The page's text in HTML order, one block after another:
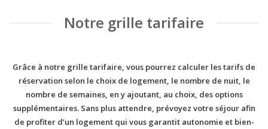
Notre grille tarifaire
Grâce à notre grille tarifaire, vous pourrez calculer les tarifs de
réservation selon le choix de logement, le nombre de nuit, le
nombre de semaines, en y ajoutant, au choix, des options
supplémentaires. Sans plus attendre, prévoyez votre séjour afin
de profiter d’un logement qui vous garantit autonomie et bien-